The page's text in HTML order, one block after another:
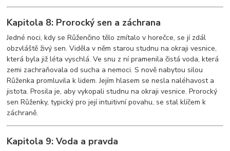
Kapitola 8: Prorocký sen a záchrana
Jedné noci, kdy se Růženčino tělo zmítalo v horečce, se jí zdál
obzvláště živý sen. Viděla v něm starou studnu na okraji vesnice,
která byla již léta vyschlá. Ve snu z ní pramenila čistá voda, která
zemi zachraňovala od sucha a nemoci. S nově nabytou silou
Růženka promluvila k lidem. Jejím hlasem se nesla naléhavost a
jistota. Prosila je, aby vykopali studnu na okraji vesnice. Prorocký
sen Růženky, typický pro její intuitivní povahu, se stal klíčem k
záchraně.
Kapitola 9: Voda a pravda